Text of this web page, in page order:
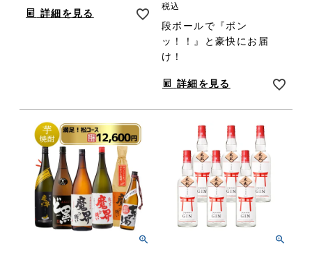
詳細を見る
税込
段ボールで『ボン
ッ！！』と豪快にお届
け！
詳細を見る